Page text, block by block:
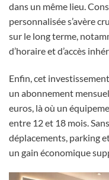
dans un même lieu.
personnalisée s’avère
sur le long terme,
d’horaire et d’accès
Enfin, cet
un abonnement
euros, là où un
entre 12 et 18 mois.
déplacements, parking
un gain économique